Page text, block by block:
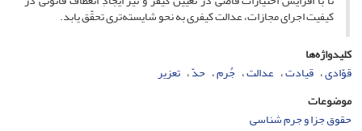
کیفیت اجرای مجازات، عدالت کیفری به نحو شایسته‌تری تحقّق یابد.
کلیدواژه‌ها
قوّادی قیادت عدالت جُرم حدّ تعزیر
موضوعات
حقوق جزا و جرم شناسی